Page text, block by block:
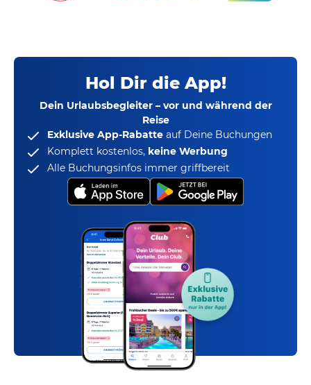
Hol Dir die App!
Dein Urlaubsbegleiter – vor und während der
Reise
Exklusive App-Rabatte auf Deine Buchungen
Komplett kostenlos, keine Werbung
Alle Buchungsinfos immer griffbereit